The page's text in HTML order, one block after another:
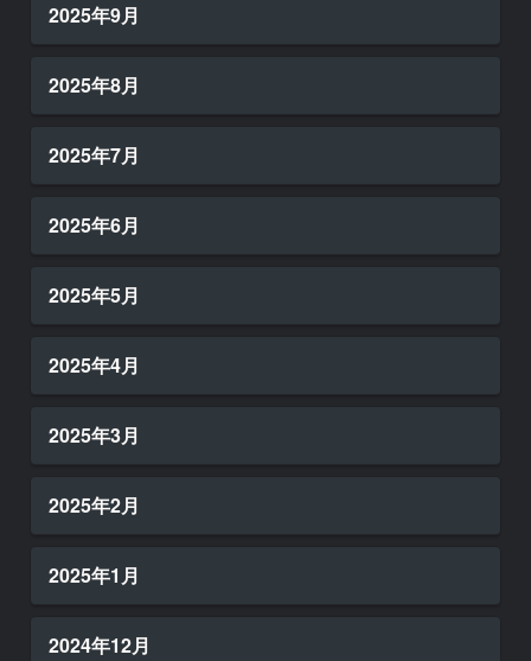
2025年9月
2025年8月
2025年7月
2025年6月
2025年5月
2025年4月
2025年3月
2025年2月
2025年1月
2024年12月